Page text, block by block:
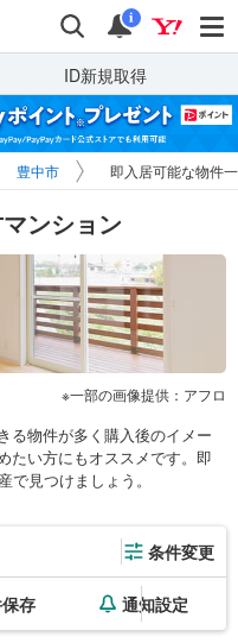
検索 通知
i
ID新規取得
豊中市 即入居可能な物件
ンション
一部の画像提供：アフロ
る物件が多く購入後のイメー
たい方にもオススメです。即
で見つけましょう。
条件変更
存 通知設定